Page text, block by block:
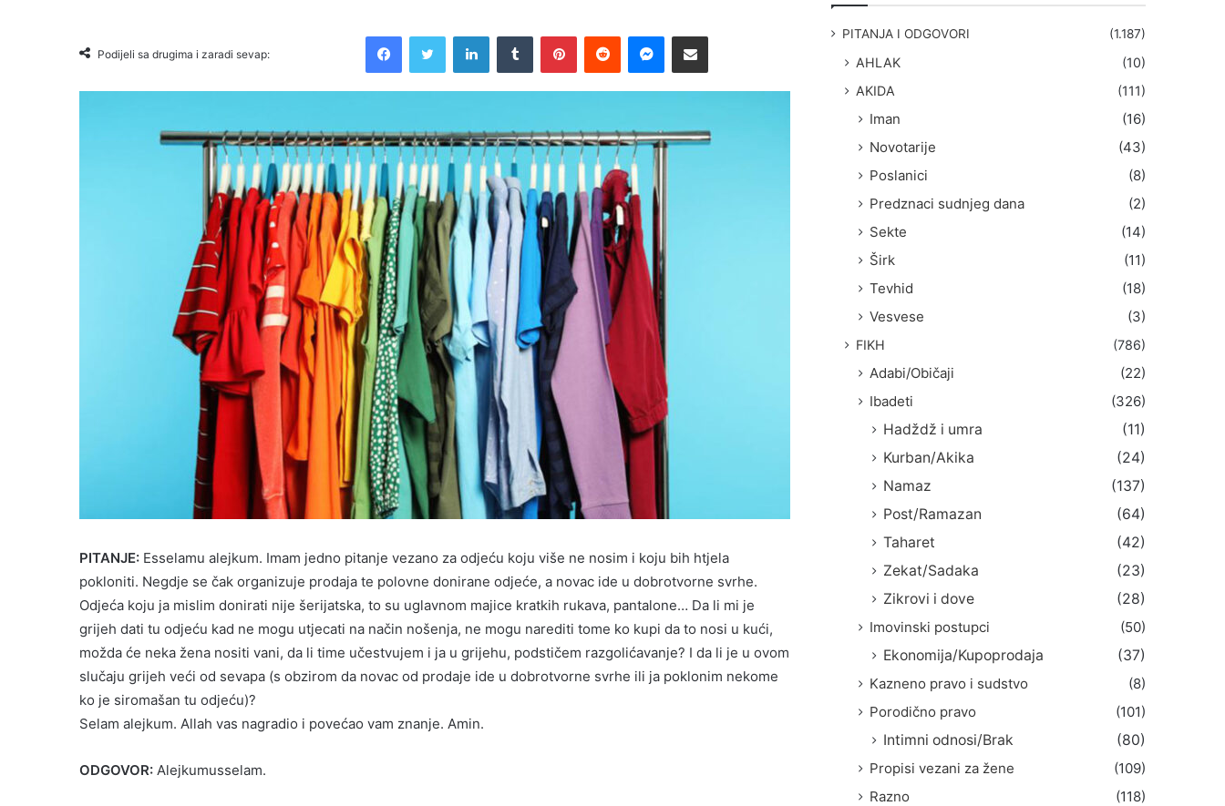
Podijeli sa drugima i zaradi sevap:
PITANJE: Esselamu alejkum. Imam jedno pitanje vezano za odjeću koju više ne nosim i koju bih htjela
pokloniti. Negdje se čak organizuje prodaja te polovne donirane odjeće, a novac ide u dobrotvorne svrhe.
Odjeća koju ja mislim donirati nije šerijatska, to su uglavnom majice kratkih rukava, pantalone… Da li mi je
grijeh dati tu odjeću kad ne mogu utjecati na način nošenja, ne mogu narediti tome ko kupi da to nosi u kući,
možda će neka žena nositi vani, da li time učestvujem i ja u grijehu, podstičem razgolićavanje? I da li je u ovom
slučaju grijeh veći od sevapa (s obzirom da novac od prodaje ide u dobrotvorne svrhe ili ja poklonim nekome
ko je siromašan tu odjeću)?
Selam alejkum. Allah vas nagradio i povećao vam znanje. Amin.
ODGOVOR: Alejkumusselam.
PITANJA I ODGOVORI (1.187)
AHLAK
(10)
AKIDA
(111)
Iman
(16)
Novotarije
(43)
Poslanici
(8)
Predznaci sudnjeg dana
(2)
Sekte
(14)
Širk
(11)
Tevhid
(18)
Vesvese
(3)
FIKH (786)
Adabi/Običaji
(22)
Ibadeti
(326)
Hadždž i umra
(11)
Kurban/Akika
(24)
Namaz
(137)
Post/Ramazan
(64)
Taharet
(42)
Zekat/Sadaka
(23)
Zikrovi i dove
(28)
Imovinski postupci
(50)
Ekonomija/Kupoprodaja
(37)
Kazneno pravo i sudstvo
(8)
Porodično pravo
(101)
Intimni odnosi/Brak
(80)
Propisi vezani za žene
(109)
Razno
(118)